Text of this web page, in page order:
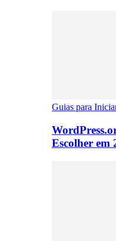
Guias para
Escolher em